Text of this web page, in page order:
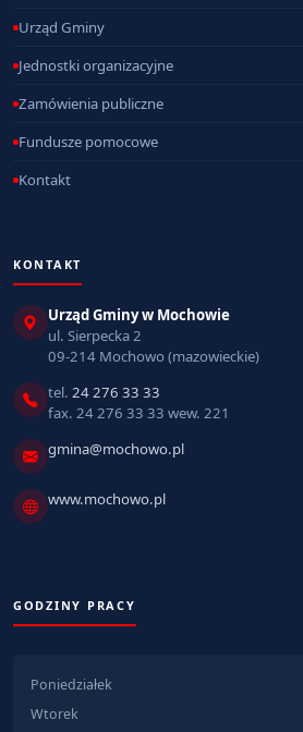
Urząd Gminy
Jednostki organizacyjne
Zamówienia publiczne
Fundusze pomocowe
Kontakt
KONTAKT
Urząd Gminy w Mochowie
ul. Sierpecka 2
09-214 Mochowo (mazowieckie)
tel. 24 276 33 33
fax. 24 276 33 33 wew. 221
gmina@mochowo.pl
www.mochowo.pl
GODZINY PRACY
Poniedziałek
Wtorek